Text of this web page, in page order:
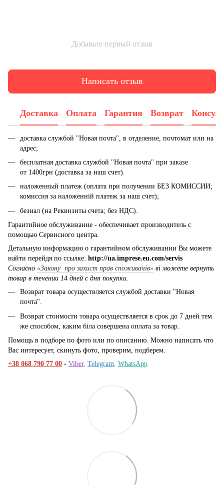
Добавьте первый отзыв
Написать отзыв
Доставка Оплата Гарантия Возврат
доставка службой "Новая почта", в отделение, почтомат или на
адрес;
бесплатная доставка службой "Новая почта" при заказе
от 1400грн (доставка за наш счет).
наложенный платеж (оплата при получении БЕЗ КОМИССИИ;
комиссия за наложенній платеж за наш счет);
безнал (на Реквизиты счета; без НДС).
Гарантийное обслуживание - обеспечивает производитель с
помощью Сервисного центра.
Детальную информацию о гарантийном обслуживании Вы можете
найти перейдя по ссылке: http://ua.imprese.eu.com/servis
Согласно «Закону про захист прав споживачів» ві можете вернуть
товар в течении 14 дней с дня покупки.
Возврат товара осуществляется службой доставки "Новая
почта".
Возврат стоимости товара осуществляется в срок до 7 дней тем
же способом, каким біла совершена оплата за товар.
Помощь в подборе по фото или по описанию. Можно написать что
Вас интересует, скинуть фото, проверим, подберем.
+38 068 790 77 00 - Viber, Telegram WhatsApp